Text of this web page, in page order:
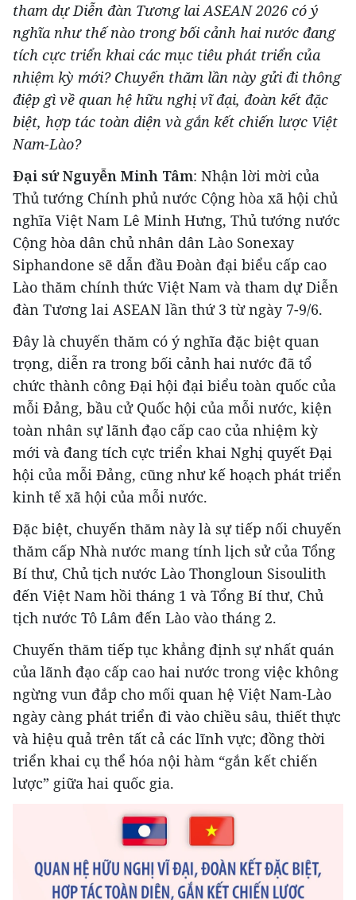
tham dự Diễn đàn Tương lai ASEAN 2026 có ý
nghĩa như thế nào trong bối cảnh hai nước đang
tích cực triển khai các mục tiêu phát triển của
nhiệm kỳ mới? Chuyến thăm lần này gửi đi thông
điệp gì về quan hệ hữu nghị vĩ đại, đoàn kết đặc
biệt, hợp tác toàn diện và gắn kết chiến lược Việt
Nam-Lào?
Đại sứ Nguyễn Minh Tâm: Nhận lời mời của
Thủ tướng Chính phủ nước Cộng hòa xã hội chủ
nghĩa Việt Nam Lê Minh Hưng, Thủ tướng nước
Cộng hòa dân chủ nhân dân Lào Sonexay
Siphandone sẽ dẫn đầu Đoàn đại biểu cấp cao
Lào thăm chính thức Việt Nam và tham dự Diễn
đàn Tương lai ASEAN lần thứ 3 từ ngày 7-9/6.
Đây là chuyến thăm có ý nghĩa đặc biệt quan
trọng, diễn ra trong bối cảnh hai nước đã tổ
chức thành công Đại hội đại biểu toàn quốc của
mỗi Đảng, bầu cử Quốc hội của mỗi nước, kiện
toàn nhân sự lãnh đạo cấp cao của nhiệm kỳ
mới và đang tích cực triển khai Nghị quyết Đại
hội của mỗi Đảng, cũng như kế hoạch phát triển
kinh tế xã hội của mỗi nước.
Đặc biệt, chuyến thăm này là sự tiếp nối chuyến
thăm cấp Nhà nước mang tính lịch sử của Tổng
Bí thư, Chủ tịch nước Lào Thongloun Sisoulith
đến Việt Nam hồi tháng 1 và Tổng Bí thư, Chủ
tịch nước Tô Lâm đến Lào vào tháng 2.
Chuyến thăm tiếp tục khẳng định sự nhất quán
của lãnh đạo cấp cao hai nước trong việc không
ngừng vun đắp cho mối quan hệ Việt Nam-Lào
ngày càng phát triển đi vào chiều sâu, thiết thực
và hiệu quả trên tất cả các lĩnh vực; đồng thời
triển khai cụ thể hóa nội hàm “gắn kết chiến
lược” giữa hai quốc gia.